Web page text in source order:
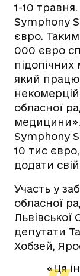
1-10
Symphony
євро.
000 євро
підопічних
який
обласної
медицини».
Symphony
10 тис
додати
Участь у
обласної
депутати
Хобзей,
«Ця